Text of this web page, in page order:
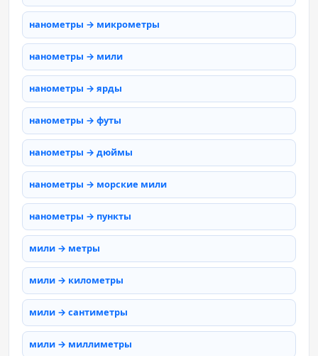
нанометры → микрометры
нанометры → мили
нанометры → ярды
нанометры → футы
нанометры → дюймы
нанометры → морские мили
нанометры → пункты
мили → метры
мили → километры
мили → сантиметры
мили → миллиметры